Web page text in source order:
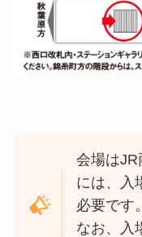
会場はJR
には、入
必要です。
なお、入